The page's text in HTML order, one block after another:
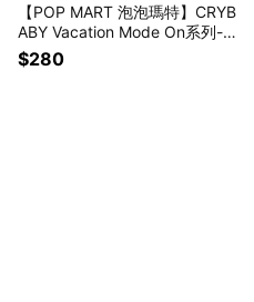
【POP MART 泡泡瑪特】CRYB
ABY Vacation Mode On系列-掛
件盲盒(1入)
$280